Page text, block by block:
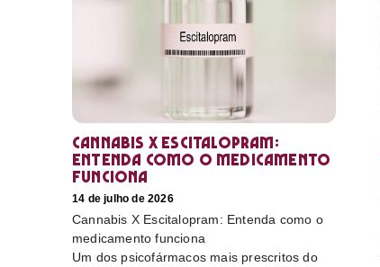
Cannabis X Escitalopram:
Entenda como o medicamento
funciona
14 de julho de 2026
Cannabis X Escitalopram: Entenda como o
medicamento funciona
Um dos psicofármacos mais prescritos do